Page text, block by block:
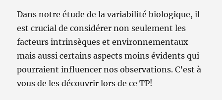
Dans notre étude de la variabilité biologique, il
est crucial de considérer non seulement les
facteurs intrinsèques et environnementaux
mais aussi certains aspects moins évidents qui
pourraient influencer nos observations. C’est à
vous de les découvrir lors de ce TP!